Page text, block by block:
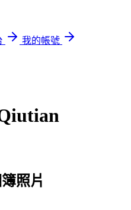
我的帳號
照片